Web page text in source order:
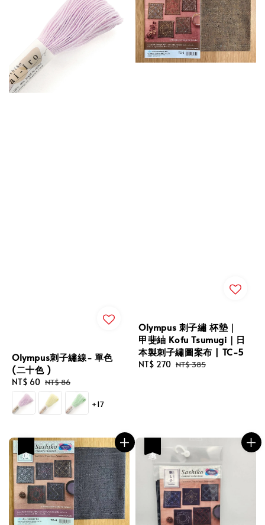
Olympus刺子繡線- 單色
(二十色 )
Sale
price
NT$ 60 Regular
price
NT$ 86
+17
Olympus 刺子繡 杯墊｜
甲斐紬 Kofu Tsumugi｜日
本製刺子繡圖案布 | TC-5
Sale
NT$ 270 Regular
NT$ 385